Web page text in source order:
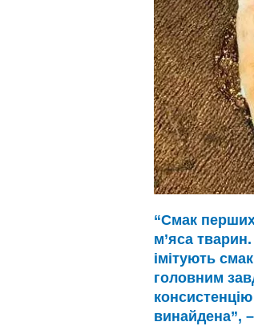
“Смак
м’яса
імітують
головним
винайдена”,